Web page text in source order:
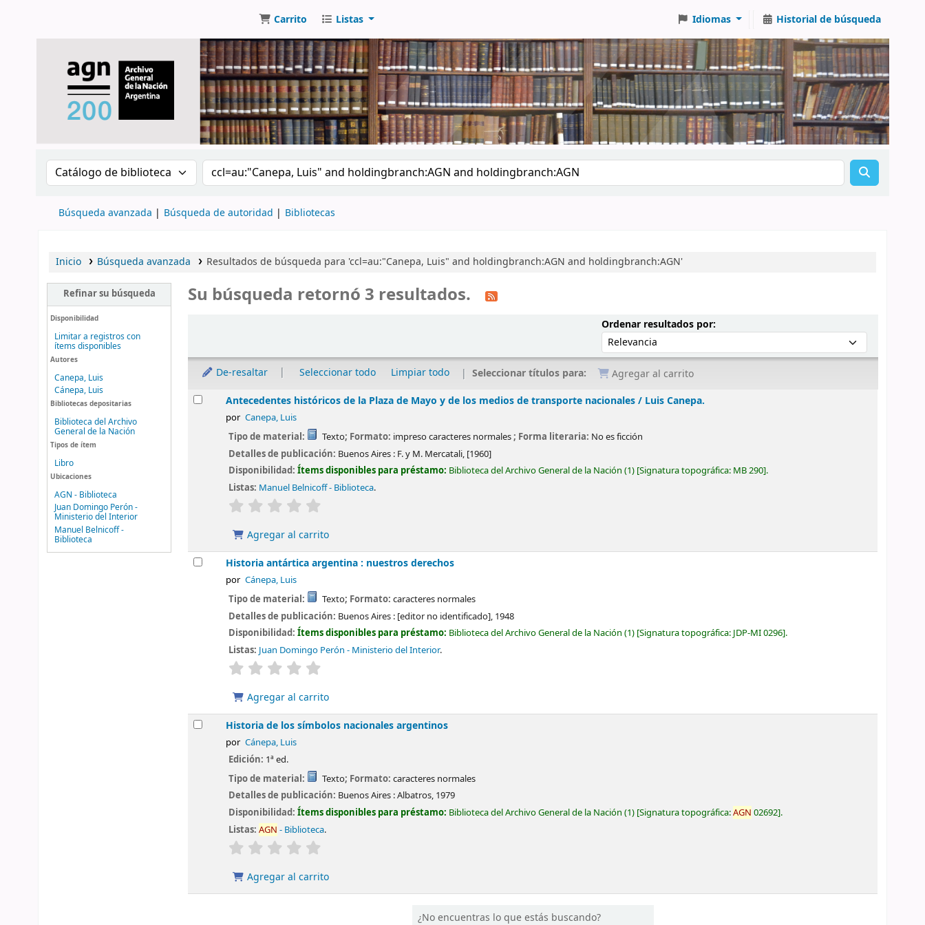
Carrito Listas Idiomas Historial de búsqueda
Buscar en el catálogo por: Buscar en el catálogo
Búsqueda avanzada Búsqueda de autoridad Bibliotecas
Inicio Búsqueda avanzada Resultados de búsqueda para 'ccl=au:"Canepa, Luis" and holdingbranch:AGN and holdingbranch:AGN'
Refinar su búsqueda
Disponibilidad
Limitar a registros con
ítems disponibles
Autores
Canepa, Luis
Cánepa, Luis
Bibliotecas depositarias
Biblioteca del Archivo
General de la Nación
Tipos de ítem
Libro
Ubicaciones
AGN - Biblioteca
Juan Domingo Perón -
Ministerio del Interior
Manuel Belnicoff -
Biblioteca
Su búsqueda retornó 3 resultados.
Ordenar resultados por:Ordenar por:
De-resaltar Seleccionar todo Limpiar todo Seleccionar títulos para:
Agregar al carrito
ResultadosAntecedentes históricos de la Plaza de Mayo y de los medios de transporte nacionales / Luis Canepa.
por Canepa, Luis
Tipo de material: Texto; Formato: impreso caracteres normales; Forma literaria: No es ficción
Detalles de publicación: Buenos Aires : F. y M. Mercatali, [1960]
Disponibilidad:Ítems disponibles para préstamo: Biblioteca del Archivo General de la Nación (1) Signatura topográfica: MB 290 .
Listas: Manuel Belnicoff - Biblioteca.
valoración
Agregar al carrito
Historia antártica argentina : nuestros derechos
por Cánepa, Luis
Tipo de material: Texto; Formato: caracteres normales
Detalles de publicación: Buenos Aires : [editor no identificado], 1948
Disponibilidad:Ítems disponibles para préstamo: Biblioteca del Archivo General de la Nación (1) Signatura topográfica: JDP-MI 0296 .
Listas: Juan Domingo Perón - Ministerio del Interior.
valoración
Agregar al carrito
Historia de los símbolos nacionales argentinos
por Cánepa, Luis
Edición: 1ª ed.
Tipo de material:
Texto; Formato: caracteres normales
Detalles de publicación: Buenos Aires :Albatros, 1979
Disponibilidad:Ítems disponibles para préstamo: Biblioteca del Archivo General de la Nación (1) Signatura topográfica:AGN 02692 .
Listas: AGN - Biblioteca.
valoración
Agregar al carrito
¿No encuentras lo que estás buscando?